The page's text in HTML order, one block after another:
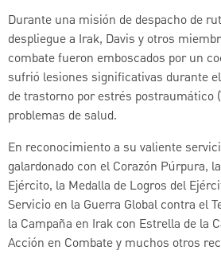
Durante una misión de despacho de
despliegue a Irak, Davis y otros
combate fueron emboscados por un
sufrió lesiones significativas durante
de trastorno por estrés postraumático
problemas de salud.
En reconocimiento a su valiente
galardonado con el Corazón Púrpura,
Ejército, la Medalla de Logros del
Servicio en la Guerra Global contra el
la Campaña en Irak con Estrella de la
Acción en Combate y muchos otros